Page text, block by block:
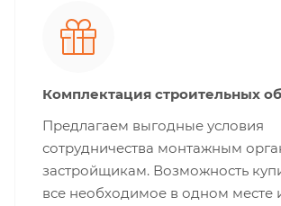
Комплектация строительных
Предлагаем выгодные условия
сотрудничества монтажным
застройщикам. Возможность
все необходимое в одном месте